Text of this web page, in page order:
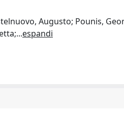
Augusto; Pounis,
...espandi